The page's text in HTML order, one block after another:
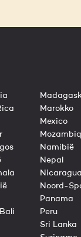
Marokko
Mexico
Namibië
Nepal
Nicaragua
Noord-
Panama
Peru
Sri Lanka